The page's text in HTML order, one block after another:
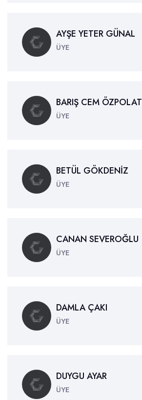
AYŞE YETER GÜNAL
ÜYE
BARIŞ CEM ÖZPOLAT
ÜYE
BETÜL GÖKDENİZ
ÜYE
CANAN SEVEROĞLU
ÜYE
DAMLA ÇAKI
ÜYE
DUYGU AYAR
ÜYE